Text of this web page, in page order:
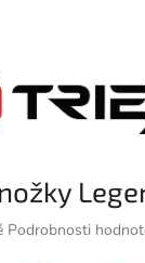
Podrobnosti